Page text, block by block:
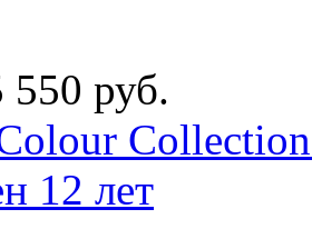
руб.
12 лет